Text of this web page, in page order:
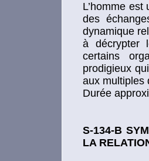
L’homme
des
dynamique
à décrypter
certains
prodigieux
aux multiples
Durée
S-134-B
LA